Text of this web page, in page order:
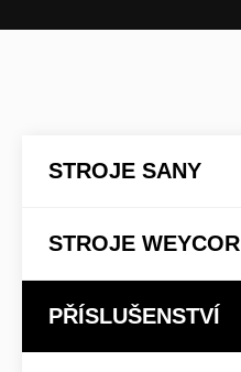
STROJE SANY
STROJE WEYCOR
PŘÍSLUŠENSTVÍ